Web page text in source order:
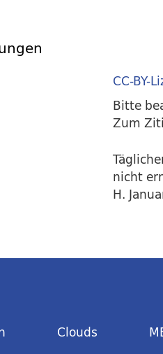
CC-BY-
Bitte
Zum
nicht
H.
Clouds